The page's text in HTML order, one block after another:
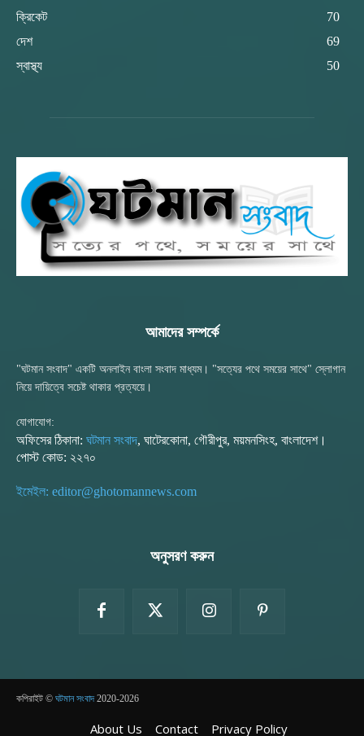
ক্রিকেট
70
দেশ
69
স্বাস্থ্য
50
আমাদের সম্পর্কে
"ঘটমান সংবাদ" একটি অনলাইন বাংলা সংবাদ মাধ্যম। "সত্যের পথে সময়ের সাথে" স্লোগান
নিয়ে দায়িত্বে সচেষ্ট থাকার প্রত্যয়ে।
যোগাযোগ:
অফিসের ঠিকানা: ঘটমান সংবাদ, ঘাটেরকোনা, গৌরীপুর, ময়মনসিংহ, বাংলাদেশ।
পোস্ট কোড: ২২৭০
ইমেইল: editor@ghotomannews.com
অনুসরণ করুন
কপিরাইট © ঘটমান সংবাদ2020-2026
About Us Contact Privacy Policy